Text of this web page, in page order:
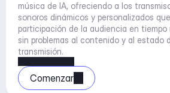
música de IA, ofreciendo a los
sonoros dinámicos y personalizados
participación de la audiencia en tiempo
sin problemas al contenido y al estado
transmisión.
Comenzar